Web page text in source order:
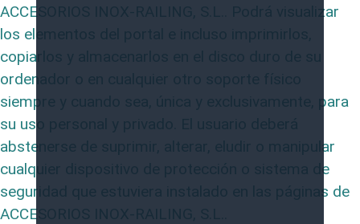
ACCESORIOS INOX-RAILING, S.L.. Podrá visualizar
los elementos del portal e incluso imprimirlos,
copiarlos y almacenarlos en el disco duro de su
ordenador o en cualquier otro soporte físico
siempre y cuando sea, única y exclusivamente, para
su uso personal y privado. El usuario deberá
abstenerse de suprimir, alterar, eludir o manipular
cualquier dispositivo de protección o sistema de
seguridad que estuviera instalado en las páginas de
ACCESORIOS INOX-RAILING, S.L..